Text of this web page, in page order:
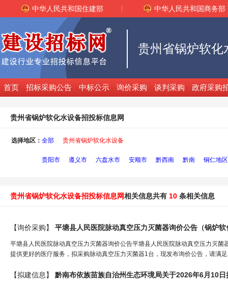
中华人民共和国住建部 中华人民共和国商务部
首页 招标采购公告 中标公示 询价采购 谈判采购 政府采购
贵州省锅炉软化水设备招投标信息网
选择地区： 全部 贵州省锅炉软化水设备
贵阳市 遵义市 六盘水市 安顺市 黔西南 黔南 铜仁地区
贵州省锅炉软化水设备招投标信息网相关信息共有 10 条相关信息
【询价采购】 平塘县人民医院脉动真空压力灭菌器询价公告（锅炉软
平塘县人民医院脉动真空压力灭菌器询价公告平塘县人民医院脉动真空压力灭
提供更好的医疗服务，拟采购脉动真空压力灭菌器1台，现发布询价公告，请满
【拟建信息】